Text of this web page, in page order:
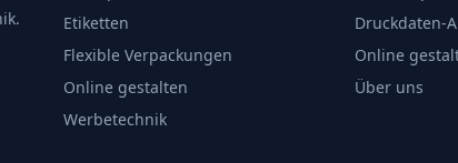
Etiketten
Flexible Verpackungen
Online gestalten
Werbetechnik
Druckdaten-
Online
Über uns